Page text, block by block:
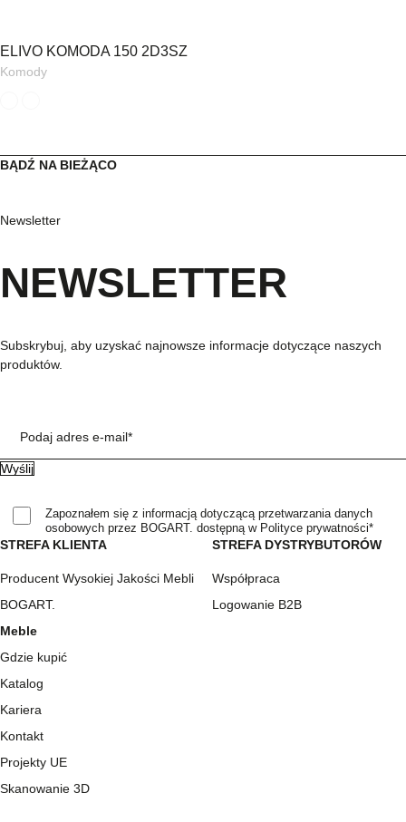
ELIVO KOMODA 150 2D3SZ
Komody
STREFA KLIENTA
Producent Wysokiej Jakości Mebli
BOGART.
Meble
Gdzie kupić
Katalog
Kariera
Kontakt
Projekty UE
Skanowanie 3D
STREFA DYSTRYBUTORÓW
Współpraca
Logowanie B2B
BĄDŹ NA BIEŻĄCO
Newsletter
NEWSLETTER
Subskrybuj, aby uzyskać najnowsze informacje dotyczące naszych
produktów.
Podaj adres e-mail*
Zapoznałem się z informacją dotyczącą przetwarzania danych
osobowych przez BOGART. dostępną w Polityce prywatności*